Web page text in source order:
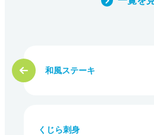
和風ステーキ
くじら刺身